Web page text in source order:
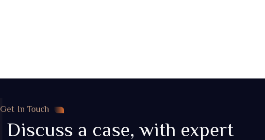
Get In Touch
Discuss a case, with expert